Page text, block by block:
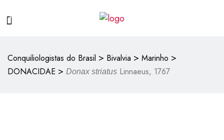
Conquiliologistas do Brasil > Bivalvia > Marinho >
DONACIDAE > Donax striatus Linnaeus, 1767